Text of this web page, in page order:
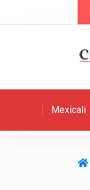
k
Mexicali